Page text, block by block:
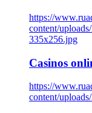
https://
content/
335x256.jpg
Casinos
https://
content/